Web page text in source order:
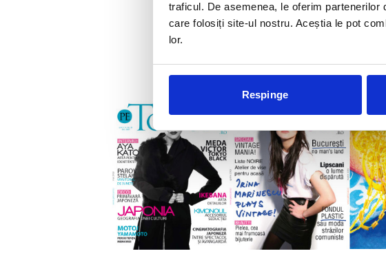
traficul. De asemenea, le oferim
care folosiți site-ul nostru. Aceștia le pot
lor.
Respinge